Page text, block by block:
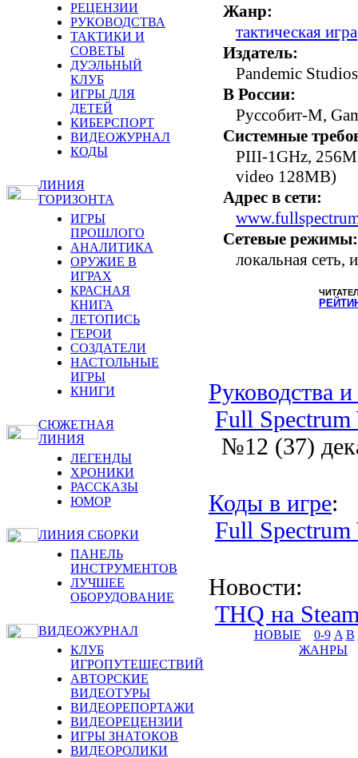
РЕЦЕНЗИИ
РУКОВОДСТВА
ТАКТИКИ И
СОВЕТЫ
ДУЭЛЬНЫЙ
КЛУБ
ИГРЫ ДЛЯ
ДЕТЕЙ
КИБЕРСПОРТ
ВИДЕОЖУРНАЛ
КОДЫ
ЛИНИЯ
ГОРИЗОНТА
ИГРЫ
ПРОШЛОГО
АНАЛИТИКА
ОРУЖИЕ В
ИГРАХ
КРАСНАЯ
КНИГА
ЛЕТОПИСЬ
ГЕРОИ
СОЗДАТЕЛИ
НАСТОЛЬНЫЕ
ИГРЫ
КНИГИ
СЮЖЕТНАЯ
ЛИНИЯ
ЛЕГЕНДЫ
ХРОНИКИ
РАССКАЗЫ
ЮМОР
ЛИНИЯ СБОРКИ
ПАНЕЛЬ
ИНСТРУМЕНТОВ
ЛУЧШЕЕ
ОБОРУДОВАНИЕ
ВИДЕОЖУРНАЛ
КЛУБ
ИГРОПУТЕШЕСТВИЙ
АВТОРСКИЕ
ВИДЕОТУРЫ
ВИДЕОРЕПОРТАЖИ
ВИДЕОРЕЦЕНЗИИ
ИГРЫ ЗНАТОКОВ
ВИДЕОРОЛИКИ
Жанр:
тактическая игра
Издатель:
Pandemic
В России:
Руссобит-М,
Системные
PIII-1GHz,
video 128MB)
Адрес в сети:
Сетевые режимы:
локальная сеть,
Руководства
Full Spectrum
№12 (37)
Коды в игре:
Full Spectrum
Новости:
THQ на
НОВЫЕ 0-9 A B
ЖАНРЫ